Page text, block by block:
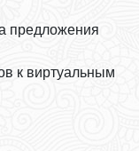
предложения
к виртуальным